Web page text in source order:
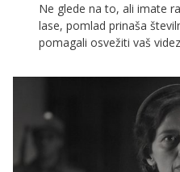
Ne glede na to, ali imate
lase, pomlad prinaša
pomagali osvežiti vaš